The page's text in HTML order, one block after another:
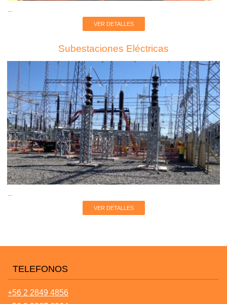
VER DETALLES
Subestaciones Eléctricas
VER DETALLES
TELEFONOS
+56 2 2849 4856